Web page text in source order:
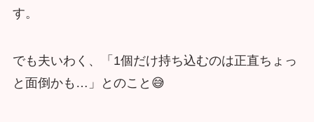
す。
でも夫いわく、「1個だけ持ち込むのは正直ちょっ
と面倒かも…」とのこと😅